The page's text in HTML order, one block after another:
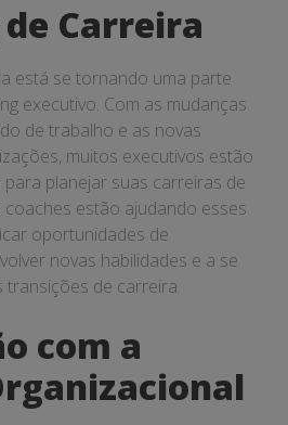
Carreira
está se tornando uma parte
executivo. Com as mudanças
de trabalho e as novas
muitos executivos estão
planejar suas carreiras de
estão ajudando esses
oportunidades de
novas habilidades e a se
de carreira.
com a